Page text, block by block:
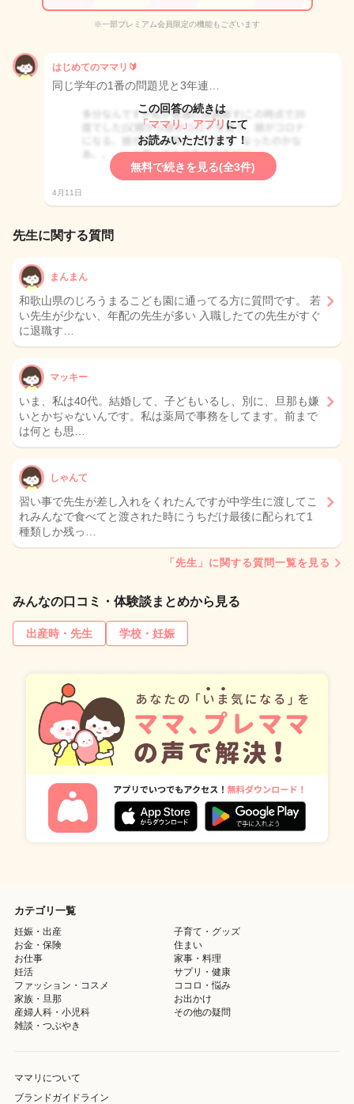
※一部プレミアム会員限定の機能もございます
はじめてのママリ🔰
同じ学年の1番の問題児と3年連…
この回答の続きは
「ママリ」アプリ にて
お読みいただけます！
無料で続きを見る(全3件)
4月11日
先生に関する質問
まんまん
和歌山県のじろうまるこども園に通ってる方に質問です。 若
い先生が少ない、年配の先生が多い 入職したての先生がすぐ
に退職す…
マッキー
いま、私は40代。結婚して、子どもいるし、別に、旦那も嫌
いとかぢゃないんです。私は薬局で事務をしてます。前まで
は何とも思…
しゃんて
習い事で先生が差し入れをくれたんですが中学生に渡してこ
れみんなで食べてと渡された時にうちだけ最後に配られて1
種類しか残っ…
「先生」に関する質問一覧を見る
みんなの口コミ・体験談まとめから見る
出産時・先生 学校・妊娠
カテゴリ一覧
妊娠・出産
子育て・グッズ
お金・保険
住まい
お仕事
家事・料理
妊活
サプリ・健康
ファッション・コスメ
ココロ・悩み
家族・旦那
お出かけ
産婦人科・小児科
その他の疑問
雑談・つぶやき
ママリについて
ブランドガイドライン